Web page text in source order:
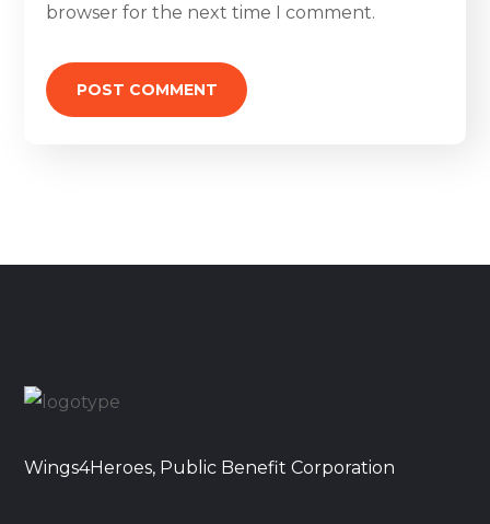
browser for the next time I comment.
Wings4Heroes, Public Benefit Corporation